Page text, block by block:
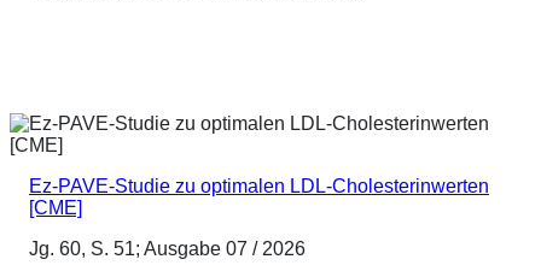
Ez-PAVE-Studie zu optimalen LDL-Cholesterinwerten
[CME]
Jg. 60, S. 51; Ausgabe 07 / 2026